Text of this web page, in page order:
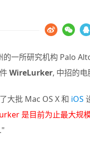
的一所研究机构 Palo
WireLurker, 中招的
大批 Mac OS X 和 iOS
是目前为止最大规